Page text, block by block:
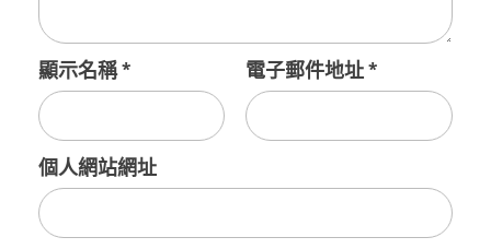
顯示名稱* 電子郵件地址*
個人網站網址